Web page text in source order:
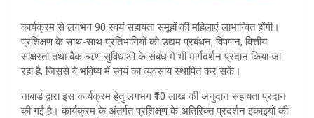
कार्यक्रम से लगभग 90 स्वयं सहायता समूहों की महिलाएं लाभान्वित होंगी।
प्रशिक्षण के साथ-साथ प्रतिभागियों को उद्यम प्रबंधन, विपणन, वित्तीय
साक्षरता तथा बैंक ऋण सुविधाओं के संबंध में भी मार्गदर्शन प्रदान किया जा
रहा है, जिससे वे भविष्य में स्वयं का व्यवसाय स्थापित कर सकें।
नाबार्ड द्वारा इस कार्यक्रम हेतु लगभग ₹10 लाख की अनुदान सहायता प्रदान
की गई है। कार्यक्रम के अंतर्गत प्रशिक्षण के अतिरिक्त प्रदर्शन इकाइयों की